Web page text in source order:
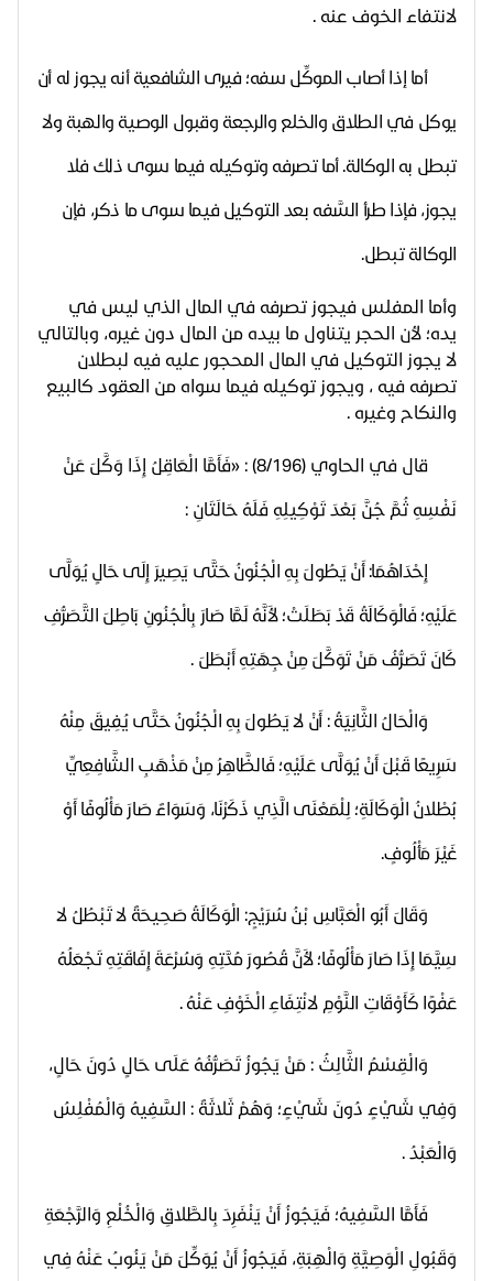
لانتفاء الخوف عنه .
أما إذا أصاب الموكِّل سفه؛ فيرى الشافعية أنه يجوز له أن
يوكل في الطلاق والخلع والرجعة وقبول الوصية والهبة ولا
تبطل به الوكالة. أما تصرفه وتوكيله فيما سوى ذلك فلا
يجوز، فإذا طرأ السَّفه بعد التوكيل فيما سوى ما ذكر، فإن
الوكالة تبطل.
وأما المفلس فيجوز تصرفه في المال الذي ليس في
يده؛ لأن الحجر يتناول ما بيده من المال دون غيره، وبالتالي
لا يجوز التوكيل في المال المحجور عليه فيه لبطلان
تصرفه فيه ، ويجوز توكيله فيما سواه من العقود كالبيع
والنكاح وغيره .
قال في الحاوي (8/196) : « فَأَمَّا الْعَاقِلُ إِذَا وَكَّلَ عَنْ
نَفْسِهِ ثُمَّ جُنَّ بَعْدَ تَوْكِيلِهِ فَلَهُ حَالَتَانِ :
إِحْدَاهُمَا: أَنْ يَطُولَ بِهِ الْجُنُونُ حَتَّى يَصِيرَ إِلَى حَالٍ يُوَلَّى
عَلَيْهِ؛ فَالْوَكَالَةُ قَدْ بَطَلَتْ؛ لأَنَّهُ لَمَّا صَارَ بِالْجُنُونِ بَاطِلَ التَّصَرُّفِ
كَانَ تَصَرُّفُ مَنْ تَوَكَّلَ مِنْ جِهَتِهِ أَبْطَلَ .
وَالْحَالُ الثَّانِيَةُ : أَنْ لا يَطُولَ بِهِ الْجُنُونُ حَتَّى يُفِيقَ مِنْهُ
سَرِيعًا قَبْلَ أَنْ يُوَلَّى عَلَيْهِ؛ فَالظَّاهِرُ مِنْ مَذْهَبِ الشَّافِعِيِّ
بُطْلانُ الْوَكَالَةِ؛ لِلْمَعْنَى الَّذِي ذَكَرْنَا، وَسَوَاءٌ صَارَ مَأْلُوفًا أَوْ
غَيْرَ مَأْلُوفٍ.
وَقَالَ أَبُو الْعَبَّاسِ بْنُ سُرَيْجٍ: الْوَكَالَةُ صَحِيحَةٌ لا تَبْطُلُ لا
سِيَّمَا إِذَا صَارَ مَأْلُوفًا؛ لأَنَّ قُصُورَ مُدَّتِهِ وَسُرْعَةَ إِفَاقَتِهِ تَجْعَلُهُ
عَفْوًا كَأَوْقَاتِ النَّوْمِ لانْتِفَاءِ الْخَوْفِ عَنْهُ .
وَالْقِسْمُ الثَّالِثُ : مَنْ يَجُوزُ تَصَرُّفُهُ عَلَى حَالٍ دُونَ حَالٍ،
وَفِي شَيْءٍ دُونَ شَيْءٍ؛ وَهُمْ ثَلاثَةٌ : السَّفِيهُ وَالْمُفْلِسُ
وَالْعَبْدُ .
فَأَمَّا السَّفِيهُ؛ فَيَجُوزُ أَنْ يَنْفَرِدَ بِالطَّلاقِ وَالْخُلْعِ وَالرَّجْعَةِ
وَقَبُولِ الْوَصِيَّةِ وَالْهِبَةِ، فَيَجُوزُ أَنْ يُوَكِّلَ مَنْ يَنُوبُ عَنْهُ فِي